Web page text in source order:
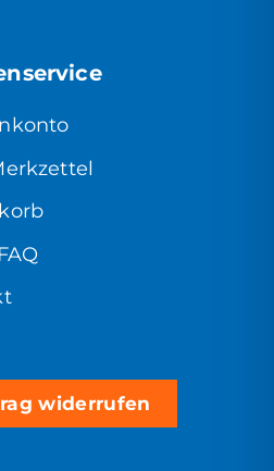
widerrufen